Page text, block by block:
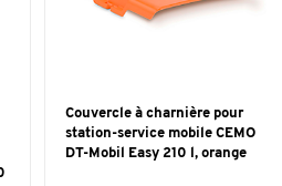
Couvercle à charnière pour
station-service mobile CEMO
DT-Mobil Easy 210 l, orange